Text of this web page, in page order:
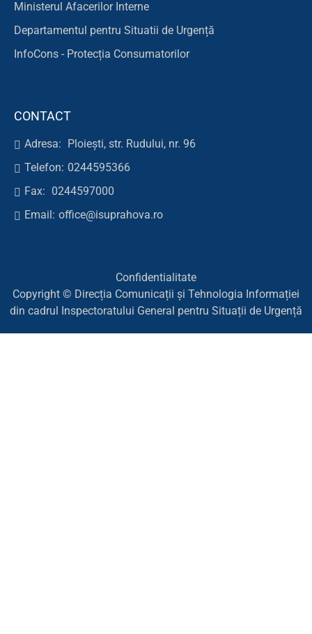
Ministerul Afacerilor Interne
Departamentul pentru Situatii de Urgență
InfoCons - Protecția Consumatorilor
CONTACT
Adresa: Ploiești, str. Rudului, nr. 96
Telefon: 0244595366
Fax: 0244597000
Email: office@isuprahova.ro
Confidentialitate
Copyright © Direcția Comunicații și Tehnologia Informației
din cadrul Inspectoratului General pentru Situații de Urgență